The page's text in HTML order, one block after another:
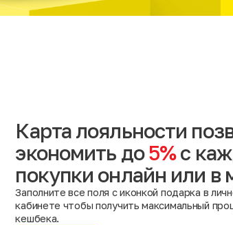
Карта лояльности
экономить до5%с
покупки онлайн или в
Заполните все поля с иконкой подарка в
кабинете чтобы получить максимальный
кешбека.